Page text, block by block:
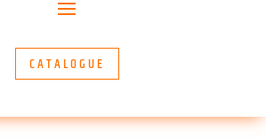
CATALOGUE